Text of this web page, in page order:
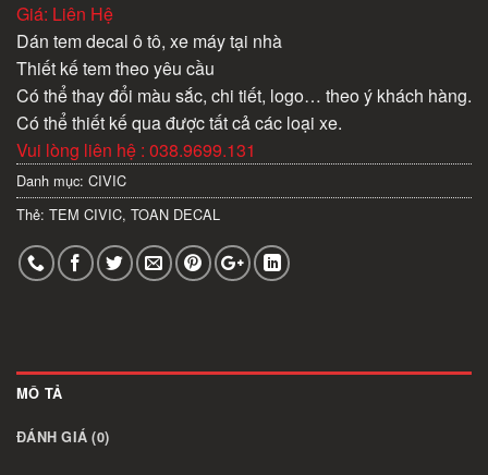
Giá: Liên Hệ
Dán tem decal ô tô, xe máy tại nhà
Thiết kế tem theo yêu cầu
Có thể thay đổi màu sắc, chi tiết, logo… theo ý khách hàng.
Có thể thiết kế qua được tất cả các loại xe.
Vui lòng liên hệ : 038.9699.131
Danh mục: CIVIC
Thẻ: TEM CIVIC, TOAN DECAL
MÔ TẢ
ĐÁNH GIÁ (0)